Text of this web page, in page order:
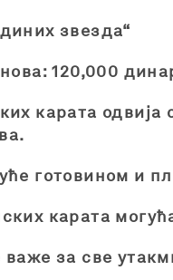
звезда“
120,000
карата
готовином и
карата
важе за све